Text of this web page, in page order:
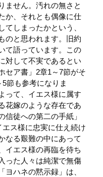
ません。汚れの無さと
か、それとも偶像に仕
てしまったかという、
のと思われます。旧約
て語っています。この
対して不実であるとい
セア書」2章1～7節がそ
節も参考になりま
って、イエス様に属す
花嫁のような存在であ
信徒への第二の手紙」
ス様に忠実に仕え続け
なる艱難の中にあって
イエス様の再臨を待ち
った人々は純潔で無傷
ヨハネの黙示録」は、